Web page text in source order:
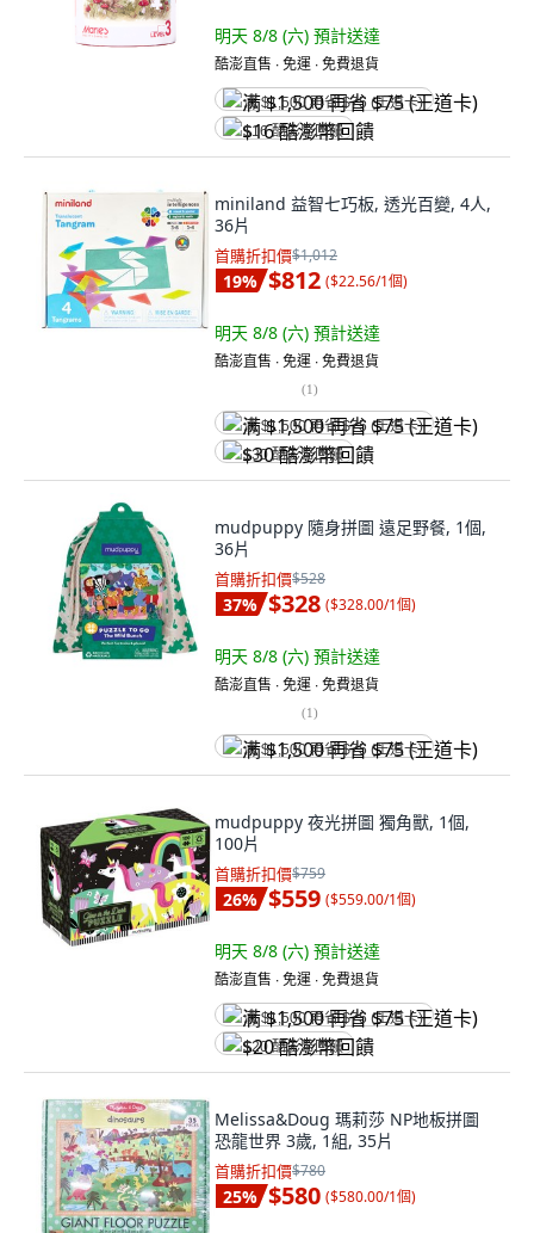
明天 8/8 (六) 預計送達
酷澎直售 ∙ 免運 ∙ 免費退貨
满 $1,500 再省 $75 (王道卡)
$16 酷澎幣回饋
miniland 益智七巧板, 透光百變, 4人,
36片
首購折扣價$1,012
19% $812 ($22.56/1個)
明天 8/8 (六) 預計送達
酷澎直售 ∙ 免運 ∙ 免費退貨
(1)
满 $1,500 再省 $75 (王道卡)
$30 酷澎幣回饋
mudpuppy 隨身拼圖 遠足野餐, 1個,
36片
首購折扣價$528
37% $328 ($328.00/1個)
明天 8/8 (六) 預計送達
酷澎直售 ∙ 免運 ∙ 免費退貨
(1)
满 $1,500 再省 $75 (王道卡)
mudpuppy 夜光拼圖 獨角獸, 1個,
100片
首購折扣價$759
26% $559 ($559.00/1個)
明天 8/8 (六) 預計送達
酷澎直售 ∙ 免運 ∙ 免費退貨
满 $1,500 再省 $75 (王道卡)
$20 酷澎幣回饋
Melissa&Doug 瑪莉莎 NP地板拼圖
恐龍世界 3歲, 1組, 35片
首購折扣價$780
25% $580 ($580.00/1個)